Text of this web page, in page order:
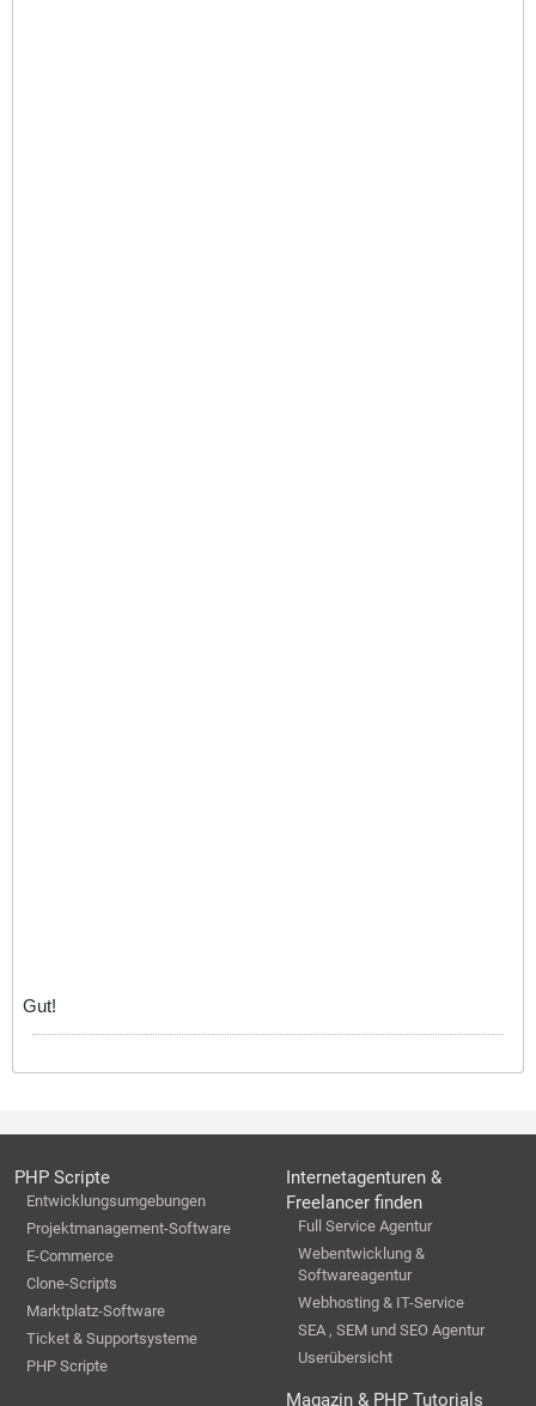
Gut!
PHP Scripte
Entwicklungsumgebungen
Projektmanagement-Software
E-Commerce
Clone-Scripts
Marktplatz-Software
Ticket & Supportsysteme
PHP Scripte
Internetagenturen &
Freelancer finden
Full Service Agentur
Webentwicklung &
Softwareagentur
Webhosting & IT-Service
SEA , SEM und SEO Agentur
Userübersicht
Magazin & PHP Tutorials